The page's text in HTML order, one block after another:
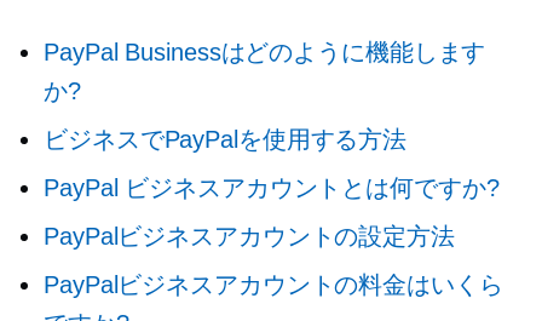
PayPal Businessはどのように機能します
か?
ビジネスでPayPalを使用する方法
PayPal ビジネスアカウントとは何ですか?
PayPalビジネスアカウントの設定方法
PayPalビジネスアカウントの料金はいくら